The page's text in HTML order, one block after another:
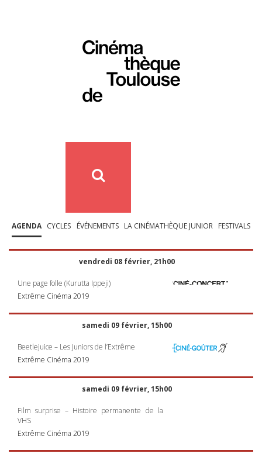
AGENDA CYCLES ÉVÉNEMENTS LA CINÉMATHÈQUE JUNIOR FESTIVALS
vendredi 08 février, 21h00
Une page folle (Kurutta Ippeji)
Extrême Cinéma 2019
samedi 09 février, 15h00
Beetlejuice – Les Juniors de l’Extrême
Extrême Cinéma 2019
samedi 09 février, 15h00
Film surprise – Histoire permanente de la
VHS
Extrême Cinéma 2019